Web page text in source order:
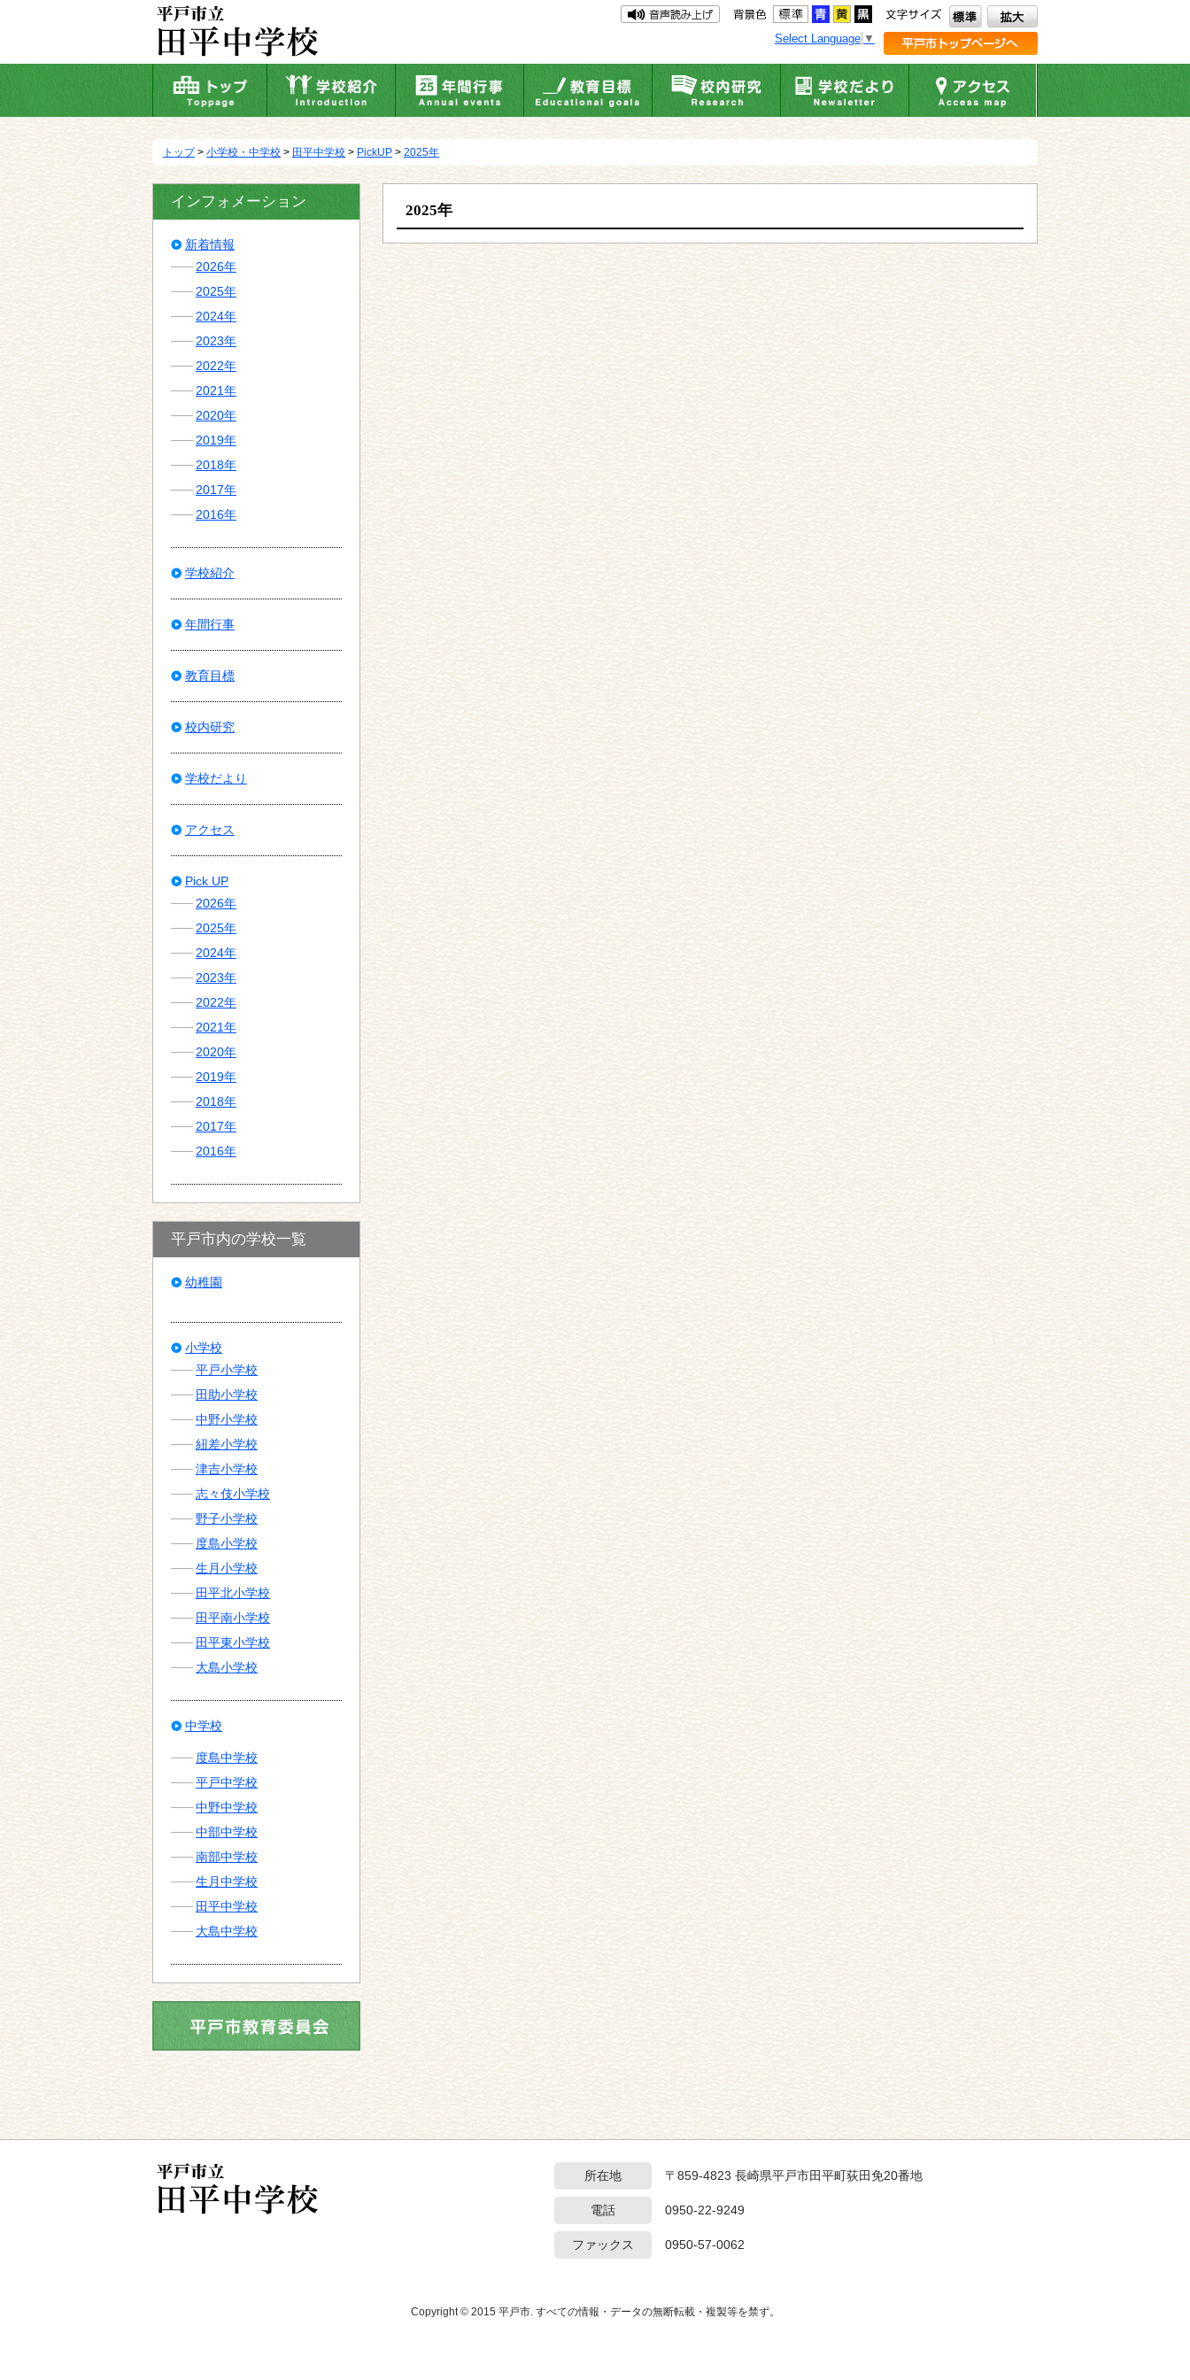
動
Select Language ▼
トップ> 小学校・中学校 > 田平中学校 > PickUP > 2025年
2025年
インフォメーション
新着情報
2026年
2025年
2024年
2023年
2022年
2021年
2020年
2019年
2018年
2017年
2016年
学校紹介
年間行事
教育目標
校内研究
学校だより
アクセス
Pick UP
2026年
2025年
2024年
2023年
2022年
2021年
2020年
2019年
2018年
2017年
2016年
平戸市内の学校一覧
幼稚園
小学校
平戸小学校
田助小学校
中野小学校
紐差小学校
津吉小学校
志々伎小学校
野子小学校
度島小学校
生月小学校
田平北小学校
田平南小学校
田平東小学校
大島小学校
中学校
度島中学校
平戸中学校
中野中学校
中部中学校
南部中学校
生月中学校
田平中学校
大島中学校
所在地 〒859-4823 長崎県平戸市田平町荻田免20番地
電話 0950-22-9249
ファックス 0950-57-0062
Copyright © 2015 平戸市. すべての情報・データの無断転載・複製等を禁ず。